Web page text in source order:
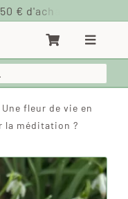
Une fleur de vie en
la méditation ?